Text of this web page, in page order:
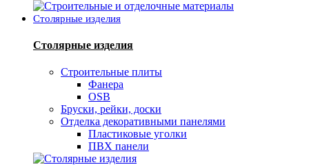
Столярные изделия
Столярные изделия
Строительные плиты
Фанера
OSB
Бруски, рейки, доски
Отделка декоративными панелями
Пластиковые уголки
ПВХ панели